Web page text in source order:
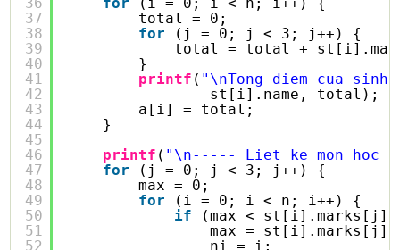
37
38
39
40
41
42
43
44
45
46
47
48
49
50
51
52
total = 0;
for
(j = 0; j < 3; j++) {
total = total +
}
printf ( "\nTong diem cua sinh
st[i].name, total);
a[i] = total;
}
printf ( "\n----- Liet ke mon hoc
for
(j = 0; j < 3; j++) {
max = 0;
for
(i = 0; i < n; i++) {
if
(max <
max = st[i].marks[j];
ni = i;